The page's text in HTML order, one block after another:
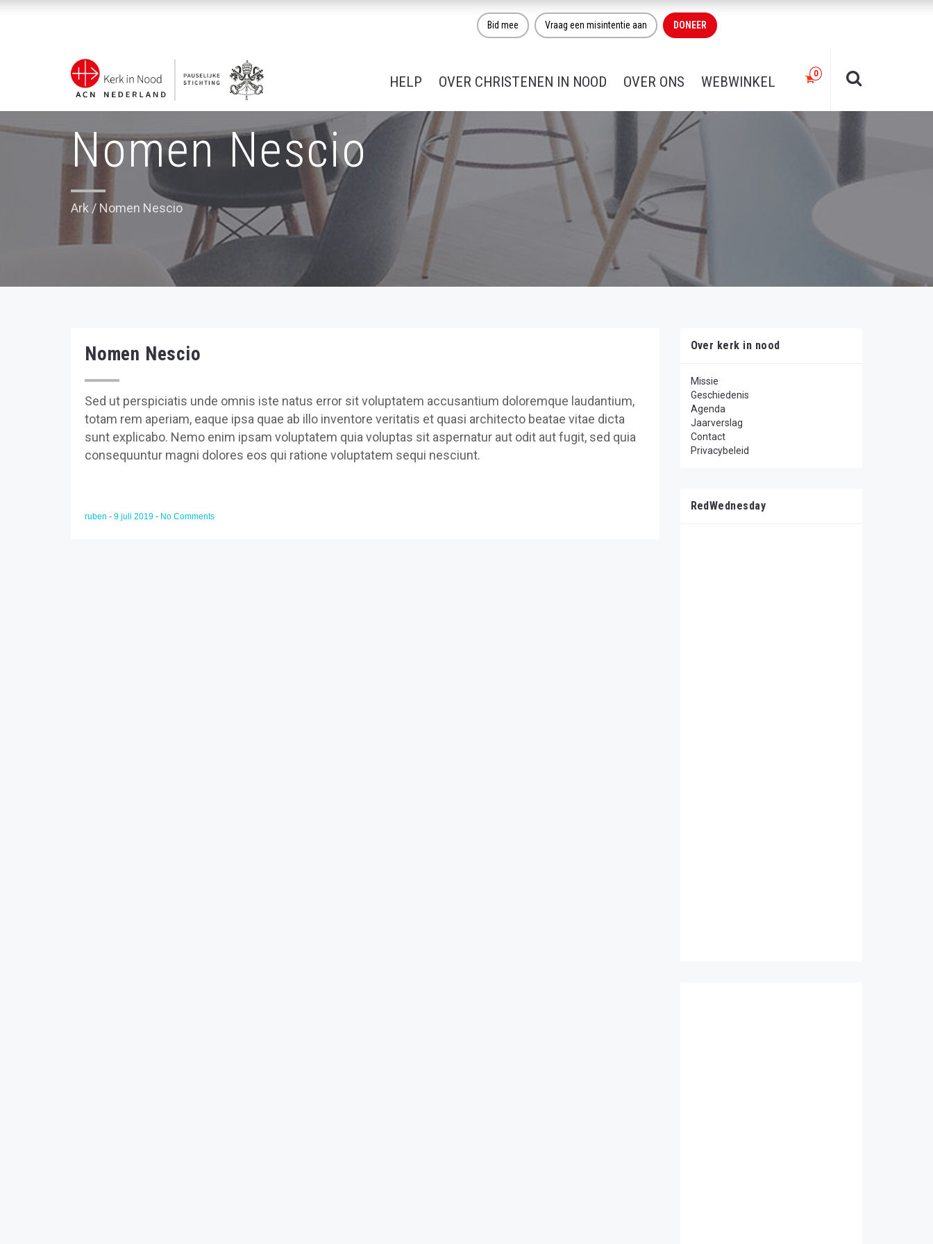
Bid mee Vraag een misintentie aan DONEER
HELP OVER CHRISTENEN IN NOOD OVER ONS WEBWINKEL
Nomen Nescio
Ark / Nomen Nescio
Nomen Nescio
Sed ut perspiciatis unde omnis iste natus error sit voluptatem accusantium doloremque laudantium,
totam rem aperiam, eaque ipsa quae ab illo inventore veritatis et quasi architecto beatae vitae dicta
sunt explicabo. Nemo enim ipsam voluptatem quia voluptas sit aspernatur aut odit aut fugit, sed quia
consequuntur magni dolores eos qui ratione voluptatem sequi nesciunt.
ruben - 9 juli 2019 - No Comments
Over kerk in nood
Missie
Geschiedenis
Agenda
Jaarverslag
Contact
Privacybeleid
RedWednesday